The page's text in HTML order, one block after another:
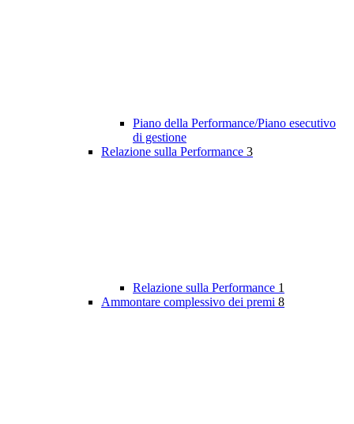
Piano della Performance/Piano esecutivo
di gestione
Relazione sulla Performance 3
Relazione sulla Performance 1
Ammontare complessivo dei premi 8